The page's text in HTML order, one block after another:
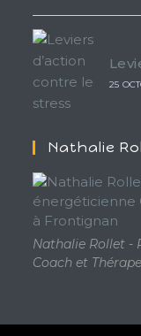
25
Nathalie
Nathalie Rollet -
Coach et